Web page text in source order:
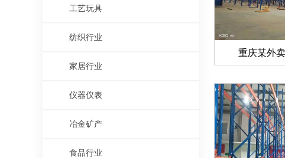
工艺玩具
纺织行业
家居行业
仪器仪表
冶金矿产
食品行业
重庆某外